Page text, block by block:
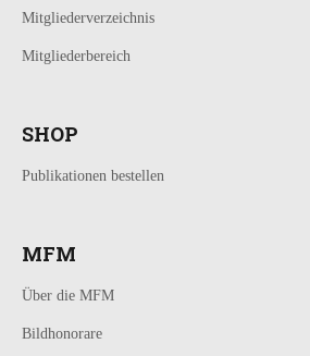
Mitgliederverzeichnis
Mitgliederbereich
SHOP
Publikationen bestellen
MFM
Über die MFM
Bildhonorare